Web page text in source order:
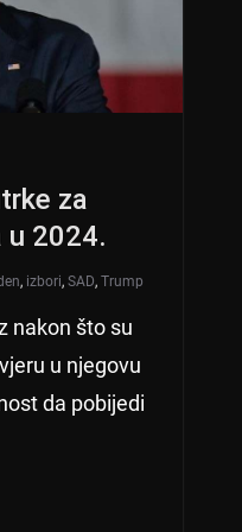
za
u 2024.
, izbori, SAD, Trump
nakon što su
u njegovu
da pobijedi